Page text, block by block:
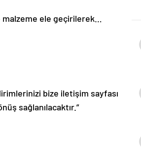
malzeme ele geçirilerek…
bize iletişim sayfası
sağlanılacaktır.”